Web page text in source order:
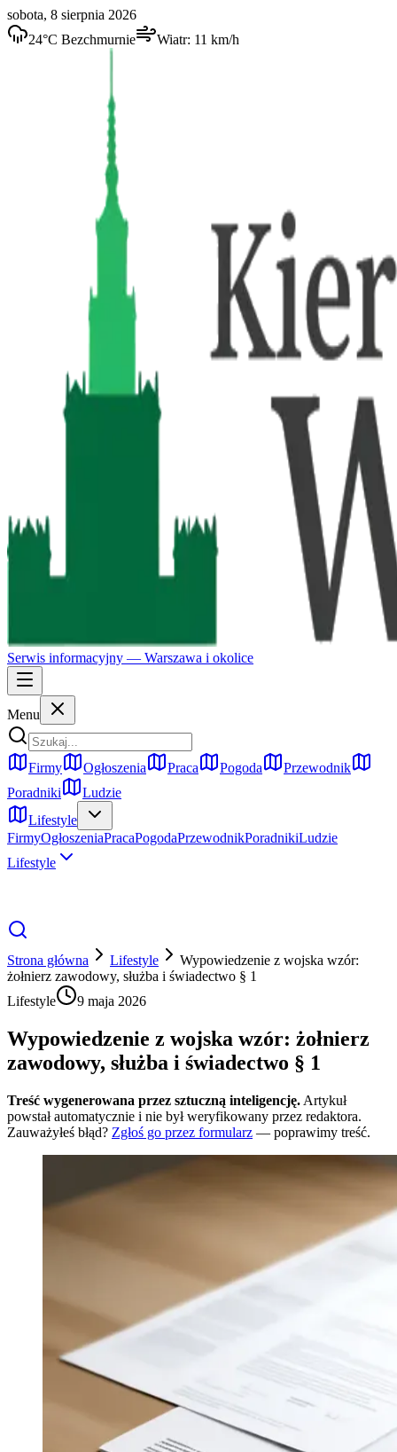
sobota, 8 sierpnia 2026
24°C Bezchmurnie Wiatr: 11 km/h
Serwis informacyjny — Warszawa i okolice
Menu
Firmy Ogłoszenia Praca Pogoda
Przewodnik
Poradniki
Ludzie
Lifestyle
FirmyOgłoszeniaPracaPogodaPrzewodnikPoradnikiLudzie
Lifestyle
Strona główna Lifestyle
Wypowiedzenie z wojska wzór:
żołnierz zawodowy, służba i świadectwo § 1
Lifestyle
9 maja 2026
Wypowiedzenie z wojska wzór: żołnierz
zawodowy, służba i świadectwo § 1
Treść wygenerowana przez sztuczną inteligencję. Artykuł
powstał automatycznie i nie był weryfikowany przez redaktora.
Zauważyłeś błąd? Zgłoś go przez formularz — poprawimy treść.